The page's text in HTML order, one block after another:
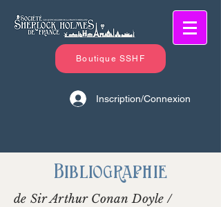
Boutique SSHF
Inscription/Connexion
Bibliographie
de Sir Arthur Conan Doyle /